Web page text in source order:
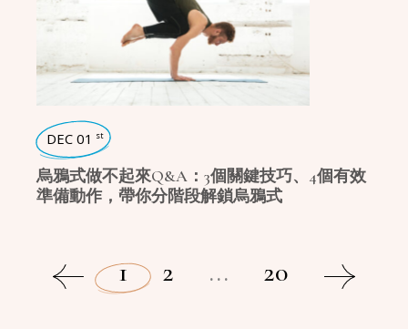
DEC 01 st
烏鴉式做不起來Q&A：3個關鍵技巧、4個有效
準備動作，帶你分階段解鎖烏鴉式
1 2 ... 20